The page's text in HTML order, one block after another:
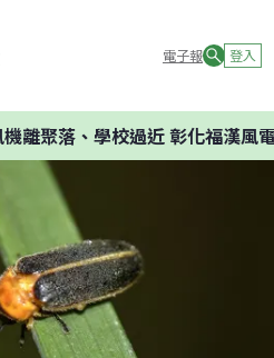
電子報 登入
聚落、學校過近 彰化福漢風電